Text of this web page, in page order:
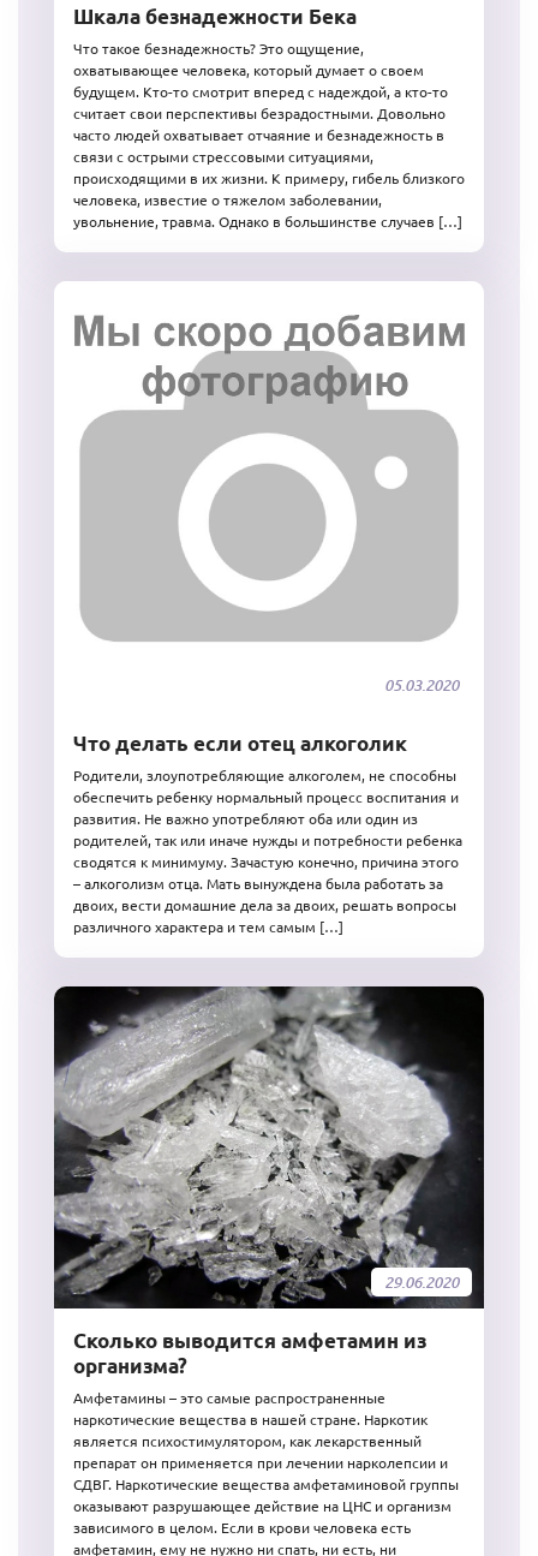
Шкала безнадежности Бека
Что такое безнадежность? Это ощущение,
охватывающее человека, который думает о своем
будущем. Кто-то смотрит вперед с надеждой, а кто-то
считает свои перспективы безрадостными. Довольно
часто людей охватывает отчаяние и безнадежность в
связи с острыми стрессовыми ситуациями,
происходящими в их жизни. К примеру, гибель близкого
человека, известие о тяжелом заболевании,
увольнение, травма. Однако в большинстве случаев […]
05.03.2020
Что делать если отец алкоголик
Родители, злоупотребляющие алкоголем, не способны
обеспечить ребенку нормальный процесс воспитания и
развития. Не важно употребляют оба или один из
родителей, так или иначе нужды и потребности ребенка
сводятся к минимуму. Зачастую конечно, причина этого
– алкоголизм отца. Мать вынуждена была работать за
двоих, вести домашние дела за двоих, решать вопросы
различного характера и тем самым […]
29.06.2020
Сколько выводится амфетамин из
организма?
Амфетамины – это самые распространенные
наркотические вещества в нашей стране. Наркотик
является психостимулятором, как лекарственный
препарат он применяется при лечении нарколепсии и
СДВГ. Наркотические вещества амфетаминовой группы
оказывают разрушающее действие на ЦНС и организм
зависимого в целом. Если в крови человека есть
амфетамин, ему не нужно ни спать, ни есть, ни